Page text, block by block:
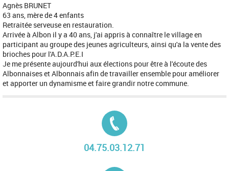
Agnès BRUNET
63 ans, mère de 4 enfants
Retraitée serveuse en restauration.
Arrivée à Albon il y a 40 ans, j'ai appris à connaître le village en
participant au groupe des jeunes agriculteurs, ainsi qu'a la vente des
brioches pour l'A.D.A.P.E.I
Je me présente aujourd'hui aux élections pour être à l'écoute des
Albonnaises et Albonnais afin de travailler ensemble pour améliorer
et apporter un dynamisme et faire grandir notre commune.
04.75.03.12.71